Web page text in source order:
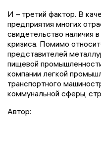
И – третий фактор. В
предприятия многих
свидетельство наличия
кризиса. Помимо
представителей
пищевой
компании легкой
транспортного
коммунальной сферы,
Автор: